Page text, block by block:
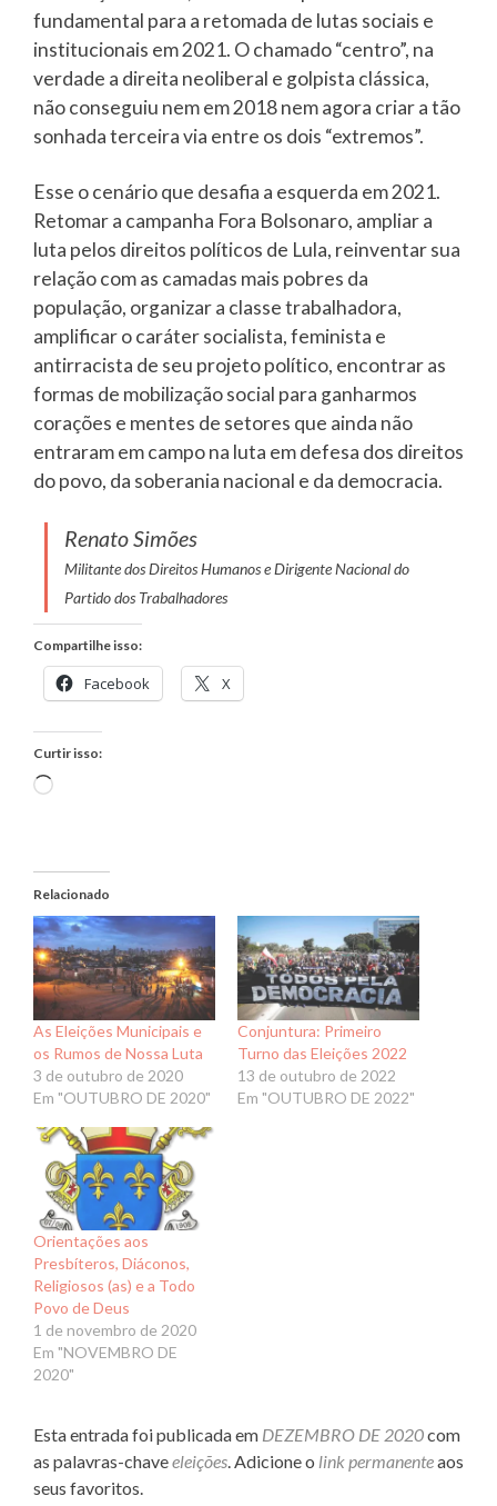
fundamental para a retomada de lutas sociais e
institucionais em 2021. O chamado “centro”, na
verdade a direita neoliberal e golpista clássica,
não conseguiu nem em 2018 nem agora criar a tão
sonhada terceira via entre os dois “extremos”.
Esse o cenário que desafia a esquerda em 2021.
Retomar a campanha Fora Bolsonaro, ampliar a
luta pelos direitos políticos de Lula, reinventar sua
relação com as camadas mais pobres da
população, organizar a classe trabalhadora,
amplificar o caráter socialista, feminista e
antirracista de seu projeto político, encontrar as
formas de mobilização social para ganharmos
corações e mentes de setores que ainda não
entraram em campo na luta em defesa dos direitos
do povo, da soberania nacional e da democracia.
Renato Simões
Militante dos Direitos Humanos e Dirigente Nacional do
Partido dos Trabalhadores
Compartilhe isso:
Facebook X
Curtir isso:
Carregando...
Relacionado
As Eleições Municipais e
os Rumos de Nossa Luta
3 de outubro de 2020
Em "OUTUBRO DE 2020"
Conjuntura: Primeiro
Turno das Eleições 2022
13 de outubro de 2022
Em "OUTUBRO DE 2022"
Orientações aos
Presbíteros, Diáconos,
Religiosos (as) e a Todo
Povo de Deus
1 de novembro de 2020
Em "NOVEMBRO DE
2020"
Esta entrada foi publicada em DEZEMBRO DE 2020com
as palavras-chaveeleições. Adicione o link permanenteaos
seus favoritos.